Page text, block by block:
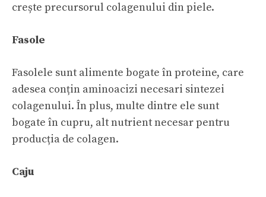
crește precursorul colagenului din piele.
Fasole
Fasolele sunt alimente bogate în proteine, care
adesea conțin aminoacizi necesari sintezei
colagenului. În plus, multe dintre ele sunt
bogate în cupru, alt nutrient necesar pentru
producția de colagen.
Caju